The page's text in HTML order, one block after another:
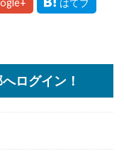
ログイン！